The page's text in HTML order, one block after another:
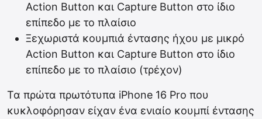
Action Button και Capture Button στο ίδιο
επίπεδο με το πλαίσιο
Ξεχωριστά κουμπιά έντασης ήχου με μικρό
Action Button και Capture Button στο ίδιο
επίπεδο με το πλαίσιο (τρέχον)
Τα πρώτα πρωτότυπα iPhone 16 Pro που
κυκλοφόρησαν είχαν ένα ενιαίο κουμπί έντασης